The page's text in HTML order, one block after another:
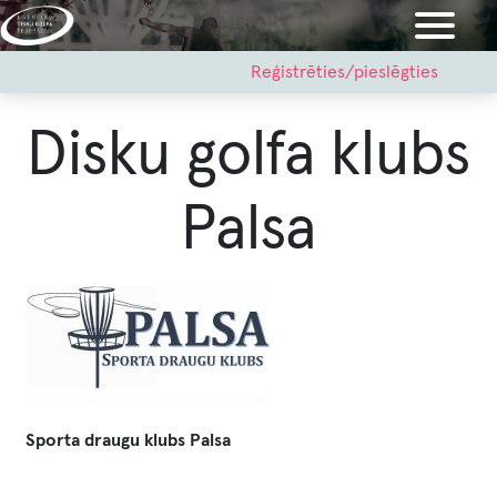
Pārlekt
uz
menu
Reģistrēties/pieslēgties
Disku golfa klubs
Palsa
Sporta draugu klubs Palsa